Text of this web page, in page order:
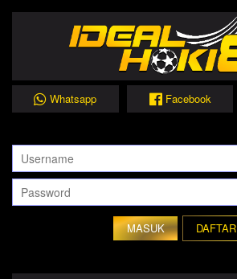
Whatsapp Facebook
DAFTAR